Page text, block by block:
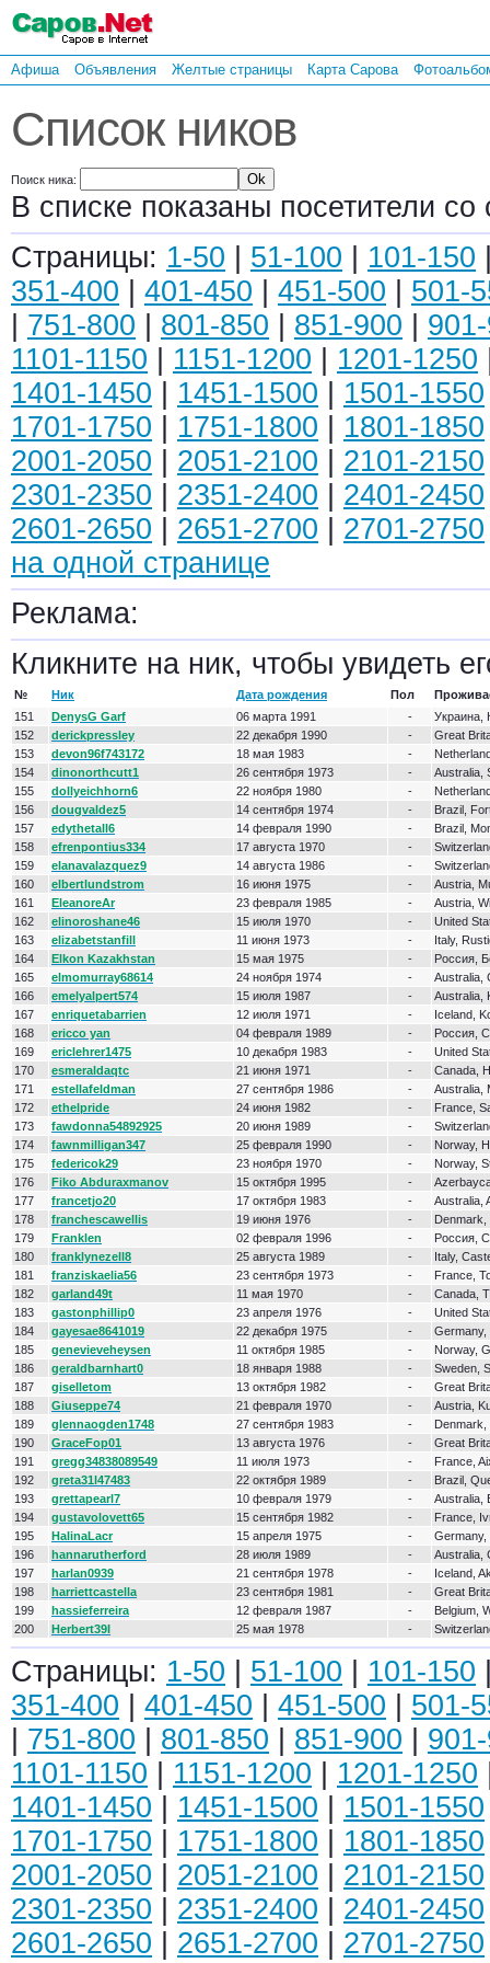
Афиша Объявления Желтые страницы Карта Сарова
Список ников
Поиск ника:
В списке показаны посетители
Страницы: 1-50 51-100 101-150
351-400
401-450 451-500
501-
751-800 801-850 851-900
1101-1150
1151-1200 1201-1250
1401-1450
1451-1500 1501-1550
1701-1750
1751-1800 1801-1850
2001-2050
2051-2100 2101-2150
2301-2350
2351-2400 2401-2450
2601-2650
2651-2700 2701-2750
на одной странице
Реклама:
Кликните на ник, чтобы увидеть
№ Ник Дата рождения Пол
151
DenysG Garf 06 марта 1991 -
Украина,
152
derickpressley 22 декабря 1990 -
Great
153
devon96f743172 18 мая 1983 -
154
dinonorthcutt1 26 сентября 1973 -
Australia,
155
dollyeichhorn6 22 ноября 1980 -
156
dougvaldez5 14 сентября 1974 -
Brazil,
157
edythetall6 14 февраля 1990 -
Brazil,
158
efrenpontius334 17 августа 1970 -
159
elanavalazquez9 14 августа 1986 -
160
elbertlundstrom 16 июня 1975 -
Austria,
161
EleanoreAr 23 февраля 1985 -
Austria,
162
elinoroshane46 15 июля 1970 -
United
163
elizabetstanfill 11 июня 1973 -
Italy,
164
Elkon Kazakhstan 15 мая 1975 -
Россия,
165
elmomurray68614 24 ноября 1974 -
Australia,
166
emelyalpert574 15 июля 1987 -
Australia,
167
enriquetabarrien 12 июля 1971 -
Iceland,
168
ericco yan 04 февраля 1989 -
Россия,
169
ericlehrer1475 10 декабря 1983 -
United
170
esmeraldaqtc 21 июня 1971 -
Canada,
171
estellafeldman 27 сентября 1986 -
Australia,
172
ethelpride 24 июня 1982 -
France,
173
fawdonna54892925 20 июня 1989 -
174
fawnmilligan347 25 февраля 1990 -
Norway,
175
federicok29 23 ноября 1970 -
Norway,
176
Fiko Abduraxmanov 15 октября 1995 -
177
francetjo20 17 октября 1983 -
Australia,
178
franchescawellis 19 июня 1976 -
Denmark,
179
Franklen 02 февраля 1996 -
Россия,
180
franklynezell8 25 августа 1989 -
Italy,
181
franziskaelia56 23 сентября 1973 -
France,
182
garland49t 11 мая 1970 -
Canada,
183
gastonphillip0 23 апреля 1976 -
United
184
gayesae8641019 22 декабря 1975 -
Germany,
185
genevieveheysen 11 октября 1985 -
Norway,
186
geraldbarnhart0 18 января 1988 -
Sweden,
187
giselletom 13 октября 1982 -
Great
188
Giuseppe74 21 февраля 1970 -
Austria,
189
glennaogden1748 27 сентября 1983 -
Denmark,
190
GraceFop01 13 августа 1976 -
Great
191
gregg34838089549 11 июля 1973 -
France,
192
greta31l47483 22 октября 1989 -
Brazil,
193
grettapearl7 10 февраля 1979 -
Australia,
194
gustavolovett65 15 сентября 1982 -
France,
195
HalinaLacr 15 апреля 1975 -
Germany,
196
hannarutherford 28 июля 1989 -
Australia,
197
harlan0939 21 сентября 1978 -
Iceland,
198
harriettcastella 23 сентября 1981 -
Great
199
hassieferreira 12 февраля 1987 -
Belgium,
200
Herbert39I 25 мая 1978 -
Страницы: 1-50 51-100 101-150
351-400
401-450 451-500
501-
751-800 801-850 851-900
1101-1150
1151-1200 1201-1250
1401-1450
1451-1500 1501-1550
1701-1750
1751-1800 1801-1850
2001-2050
2051-2100 2101-2150
2301-2350
2351-2400 2401-2450
2601-2650
2651-2700 2701-2750